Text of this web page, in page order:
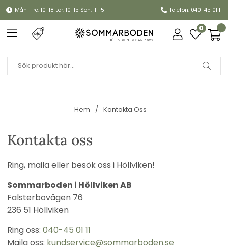
Mån-Fre: 10-18 Lör: 10-15 Sön: 11-15 Telefon: 040-45 01 11
0
Hem Kontakta Oss
Kontakta oss
Ring, maila eller besök oss i Höllviken!
Sommarboden i Höllviken AB
Falsterbovägen 76
236 51 Höllviken
Ring oss: 040-45 01 11
Maila oss: kundservice@sommarboden.se